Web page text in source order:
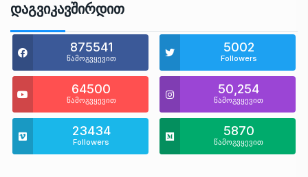
Დაგვიკავშირდით
875541
წამოგვყევით
5002
Followers
64500
წამოგვყევით
50,254
წამოგვყევით
23434
Followers
5870
წამოგვყევით